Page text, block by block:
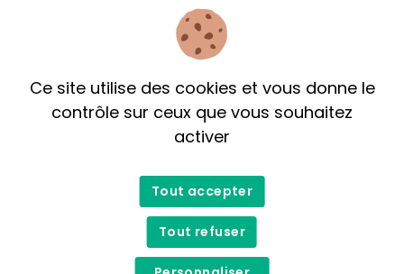
35,99$
Infuseur à thé en inox
CH'A Tea
Tamis pour le thé
Ce site utilise des cookies et vous donne le
contrôle sur ceux que vous souhaitez
activer
Tout accepter
Tout refuser